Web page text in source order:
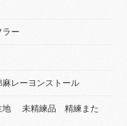
ラー
レーヨンストール
地 未精練品 精練また